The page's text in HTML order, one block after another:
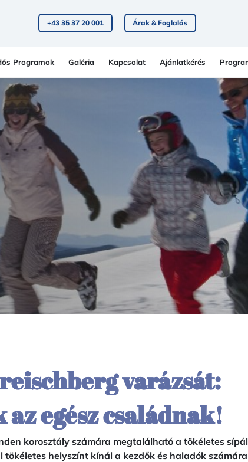
+43 35 37 20 001 Árak & Foglalás
Programok Galéria Kapcsolat Ajánlatkérés
varázsát:
egész családnak!
korosztály számára megtalálható a tökéletes
helyszínt kínál a kezdők és haladók